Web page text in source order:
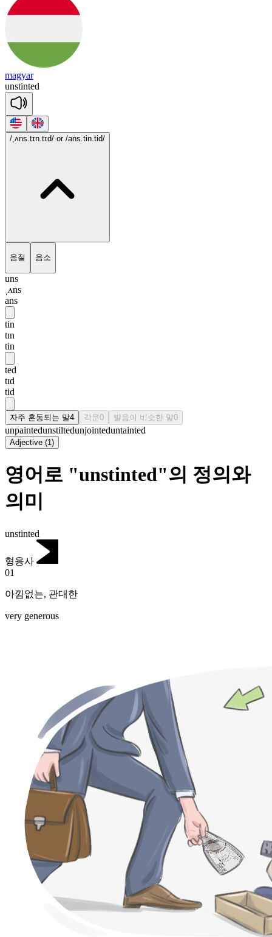
magyar
unstinted
/ˌʌns.tɪn.tɪd/ or /ans.tin.tid/
음절 음소
uns
ˌʌns
ans
tin
tɪn
tin
ted
tɪd
tid
자주 혼동되는 말4 각운0 발음이 비슷한 말0
unpaintedunstiltedunjointeduntainted
Adjective (1)
영어로 "unstinted"의 정의와
의미
unstinted
형용사
01
아낌없는, 관대한
very generous